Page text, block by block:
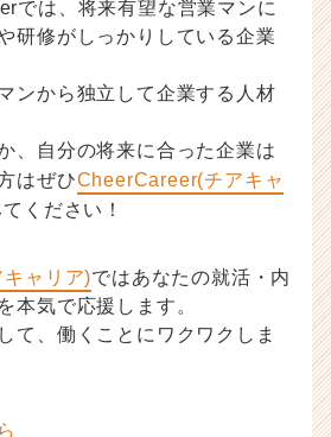
では、将来有望な営業マンに
研修がしっかりしている企業
ンから独立して企業する人材
、自分の将来に合った企業は
はぜひCheerCareer(チアキャ
ください！
ャリア)ではあなたの就活・内
本気で応援します。
て、働くことにワクワクしま